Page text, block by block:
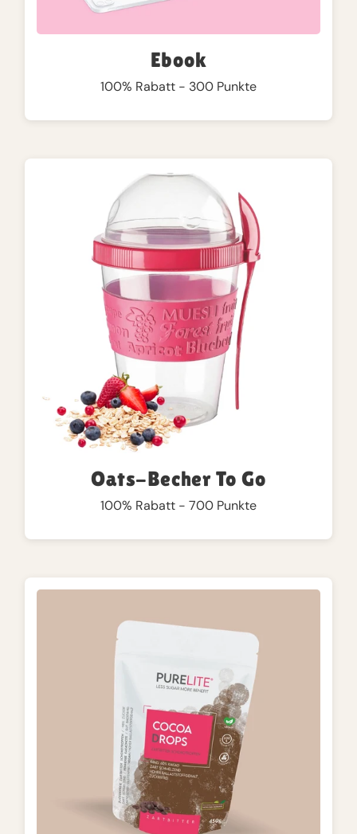
Ebook
100% Rabatt - 300 Punkte
Oats-Becher To Go
100% Rabatt - 700 Punkte